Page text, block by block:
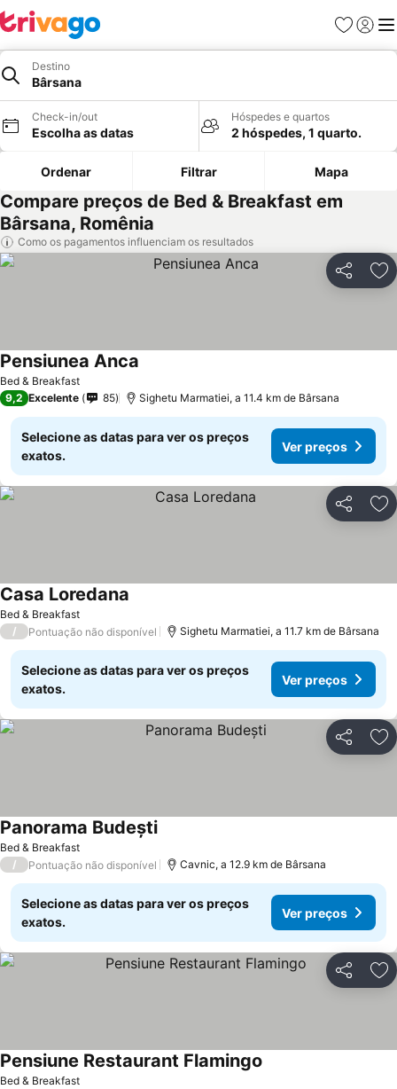
Favoritos
Iniciar
Destino
Bârsana
Check-in/out
Escolha as datas
Hóspedes e quartos
2 hóspedes, 1 quarto.
Ordenar Filtrar Mapa
Compare preços de Bed & Breakfast em
Bârsana, Romênia
Como os pagamentos influenciam os resultados
Partilhar
Bed & Breakfast
Pensiunea Anca
9,2 Excelente 85 Sighetu Marmatiei, a 11.4 km de Bârsana
Selecione as datas para ver os preços
exatos.
Ver preços
Partilhar
Bed & Breakfast
Casa Loredana
/ Pontuação não disponível Sighetu Marmatiei, a 11.7 km de Bârsana
Selecione as datas para ver os preços
exatos.
Ver preços
Partilhar
Bed & Breakfast
Panorama Budești
/ Pontuação não disponível Cavnic, a 12.9 km de Bârsana
Selecione as datas para ver os preços
exatos.
Ver preços
Partilhar
Bed & Breakfast
Pensiune Restaurant Flamingo